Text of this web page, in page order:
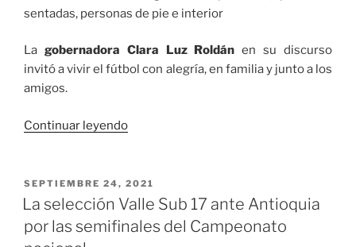
La gobernadora Clara Luz Roldán en su discurso
invitó a vivir el fútbol con alegría, en familia y junto a los
amigos.
Continuar leyendo«Emotiva
lanzamiento
de
la
PUBLICADO
EL
SEPTIEMBRE 24, 2021
La selección Valle Sub 17 ante Antioquia
por las semifinales del Campeonato